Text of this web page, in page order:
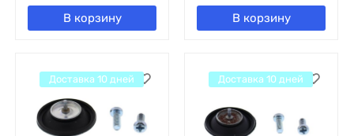
В корзину В корзину
Доставка 10 дней Доставка 10 дней